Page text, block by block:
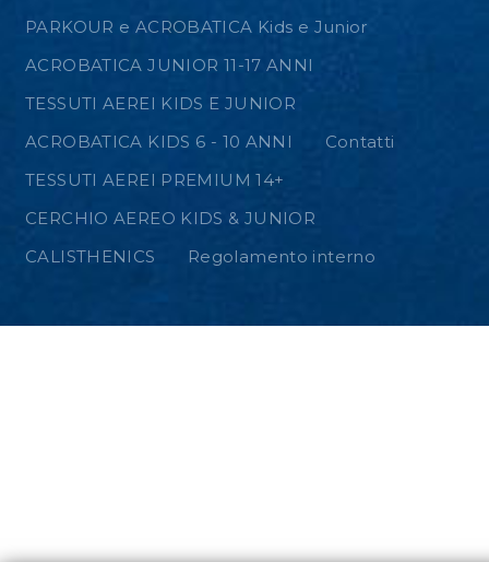
PARKOUR e ACROBATICA Kids e Junior
ACROBATICA JUNIOR 11-17 ANNI
TESSUTI AEREI KIDS E JUNIOR
ACROBATICA KIDS 6 - 10 ANNI
Contatti
TESSUTI AEREI PREMIUM 14+
CERCHIO AEREO KIDS & JUNIOR
CALISTHENICS
Regolamento interno